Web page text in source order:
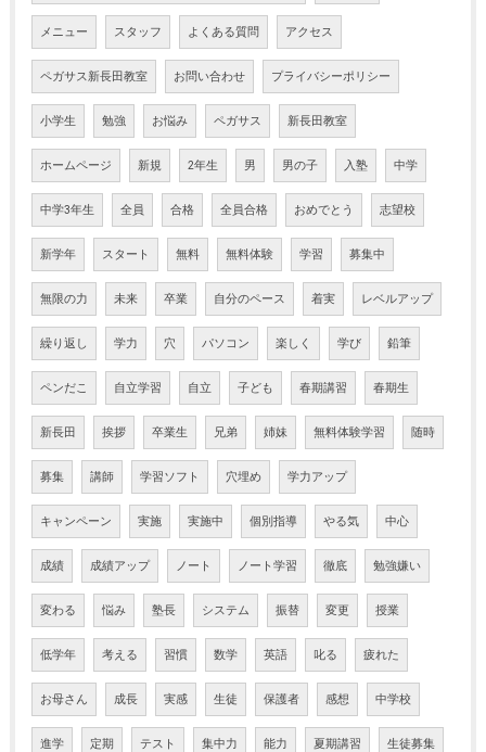
メニュー スタッフ よくある質問 アクセス
ペガサス新長田教室 お問い合わせ プライバシーポリシー
小学生 勉強 お悩み ペガサス 新長田教室
ホームページ 新規 2年生 男 男の子 入塾 中学
中学3年生 全員 合格 全員合格 おめでとう 志望校
新学年 スタート 無料 無料体験 学習 募集中
無限の力 未来 卒業 自分のペース 着実 レベルアップ
繰り返し 学力 穴 パソコン 楽しく 学び 鉛筆
ペンだこ 自立学習 自立 子ども 春期講習 春期生
新長田 挨拶 卒業生 兄弟 姉妹 無料体験学習 随時
募集 講師 学習ソフト 穴埋め 学力アップ
キャンペーン 実施 実施中 個別指導 やる気 中心
成績 成績アップ ノート ノート学習 徹底 勉強嫌い
変わる 悩み 塾長 システム 振替 変更 授業
低学年 考える 習慣 数学 英語 叱る 疲れた
お母さん 成長 実感 生徒 保護者 感想 中学校
進学 定期 テスト 集中力 能力 夏期講習 生徒募集